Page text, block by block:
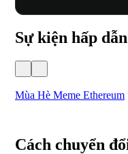
Sự kiện hấp dẫn
Mùa Hè Meme Ethereum
Cách chuyển